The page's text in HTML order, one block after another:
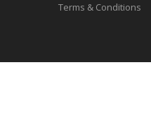
Terms & Conditions